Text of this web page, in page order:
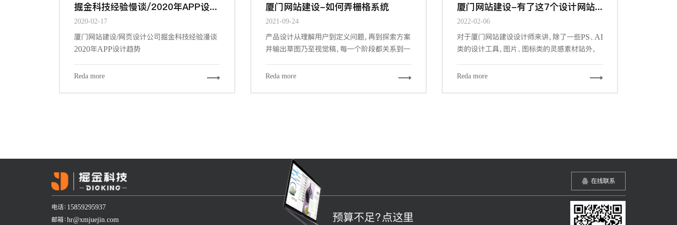
掘金科技经验慢谈/2020年APP设计趋势
2020-02-17
厦门网站建设/网页设计公司掘金科技经验漫谈
2020年APP设计趋势
Reda more
厦门网站建设-如何弄栅格系统
2021-09-24
产品设计从理解用户到定义问题，再到探索方案
并输出草图乃至视觉稿，每一个阶段都关系到一
设计师密切相关的两个阶段，也是最大程度占据
Reda more
厦门网站建设-有了这7个设计网站&工具，做设计更有谱了
2022-02-06
对于厦门网站建设设计师来讲，除了一些PS、AI
类的设计工具，图片、图标类的灵感素材站外，
速的，更游刃有余的完成我们的设计工作。下面
Reda more
在线联系
电话：15859295937
邮箱：hr@xmjuejin.com
预算不足？点这里